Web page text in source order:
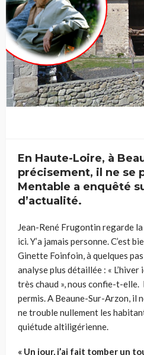
En Haute-Loire, à
précisement, il ne se
Mentable a enquêté
d’actualité.
Jean-René Frugontin regarde la
ici. Y’a jamais personne. C’est
Ginette Foinfoin, à quelques
analyse plus détaillée : «
très chaud », nous confie-t-elle.
permis. A Beaune-Sur-Arzon, il
ne trouble nullement les
quiétude altiligérienne.
« Un jour, j’ai fait tomber un